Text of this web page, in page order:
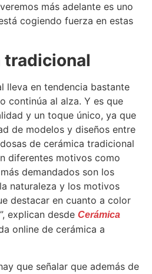
más adelante es uno
cogiendo fuerza en estas
tradicional
lleva en tendencia bastante
continúa al alza. Y es que
y un toque único, ya que
de modelos y diseños entre
de cerámica tradicional
diferentes motivos como
demandados son los
naturaleza y los motivos
destacar en cuanto a color
explican desde Cerámica
online de cerámica a
que señalar que además de